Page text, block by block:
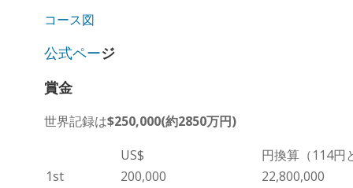
コース図
公式ページ
賞金
世界記録は$250,000(約2850万円)
US$
円換算（114円
1st
200,000
22,800,000